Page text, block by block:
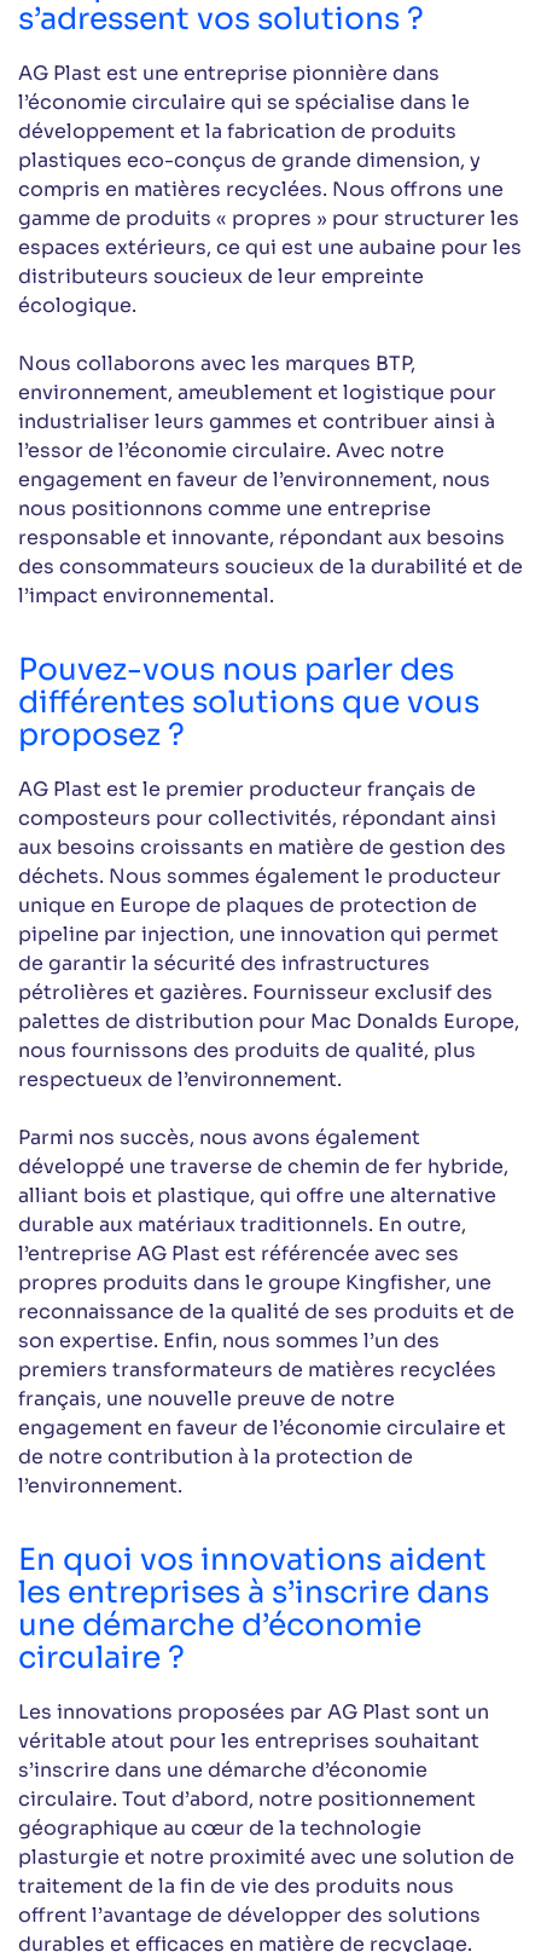
s’adressent vos solutions ?
AG Plast est une entreprise pionnière dans
l’économie circulaire qui se spécialise dans le
développement et la fabrication de produits
plastiques eco-conçus de grande dimension, y
compris en matières recyclées. Nous offrons une
gamme de produits « propres » pour structurer les
espaces extérieurs, ce qui est une aubaine pour les
distributeurs soucieux de leur empreinte
écologique.
Nous collaborons avec les marques BTP,
environnement, ameublement et logistique pour
industrialiser leurs gammes et contribuer ainsi à
l’essor de l’économie circulaire. Avec notre
engagement en faveur de l’environnement, nous
nous positionnons comme une entreprise
responsable et innovante, répondant aux besoins
des consommateurs soucieux de la durabilité et de
l’impact environnemental.
Pouvez-vous nous parler des
différentes solutions que vous
proposez ?
AG Plast est le premier producteur français de
composteurs pour collectivités, répondant ainsi
aux besoins croissants en matière de gestion des
déchets. Nous sommes également le producteur
unique en Europe de plaques de protection de
pipeline par injection, une innovation qui permet
de garantir la sécurité des infrastructures
pétrolières et gazières. Fournisseur exclusif des
palettes de distribution pour Mac Donalds Europe,
nous fournissons des produits de qualité, plus
respectueux de l’environnement.
Parmi nos succès, nous avons également
développé une traverse de chemin de fer hybride,
alliant bois et plastique, qui offre une alternative
durable aux matériaux traditionnels. En outre,
l’entreprise AG Plast est référencée avec ses
propres produits dans le groupe Kingfisher, une
reconnaissance de la qualité de ses produits et de
son expertise. Enfin, nous sommes l’un des
premiers transformateurs de matières recyclées
français, une nouvelle preuve de notre
engagement en faveur de l’économie circulaire et
de notre contribution à la protection de
l’environnement.
En quoi vos innovations aident
les entreprises à s’inscrire dans
une démarche d’économie
circulaire ?
Les innovations proposées par AG Plast sont un
véritable atout pour les entreprises souhaitant
s’inscrire dans une démarche d’économie
circulaire. Tout d’abord, notre positionnement
géographique au cœur de la technologie
plasturgie et notre proximité avec une solution de
traitement de la fin de vie des produits nous
offrent l’avantage de développer des solutions
durables et efficaces en matière de recyclage.